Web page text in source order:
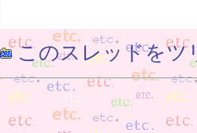
このスレッドをツ